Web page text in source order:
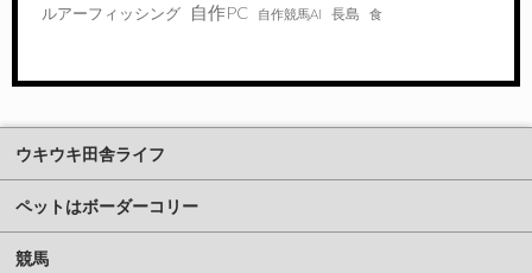
ルアーフィッシング 自作PC 自作競馬AI 長島 食
ウキウキ田舎ライフ
ペットはボーダーコリー
競馬